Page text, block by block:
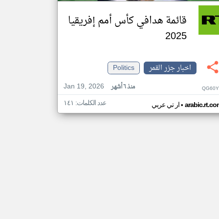
قائمة هدافي كأس أمم إفريقيا
2025
اخبار جزر القمر
Politics
Jan 19, 2026
منذ ٦ أشهر
ار تي عربي• عدد الكلمات: ١٤١